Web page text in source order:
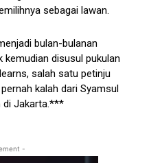
sebagai lawan.
bulan-bulanan
kemudian disusul pukulan
salah satu petinju
kalah dari Syamsul
di Jakarta.***
-